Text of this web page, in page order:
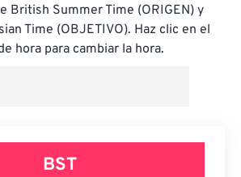
British Summer Time (ORIGEN) y
Time (OBJETIVO). Haz clic en el
hora para cambiar la hora.
BST